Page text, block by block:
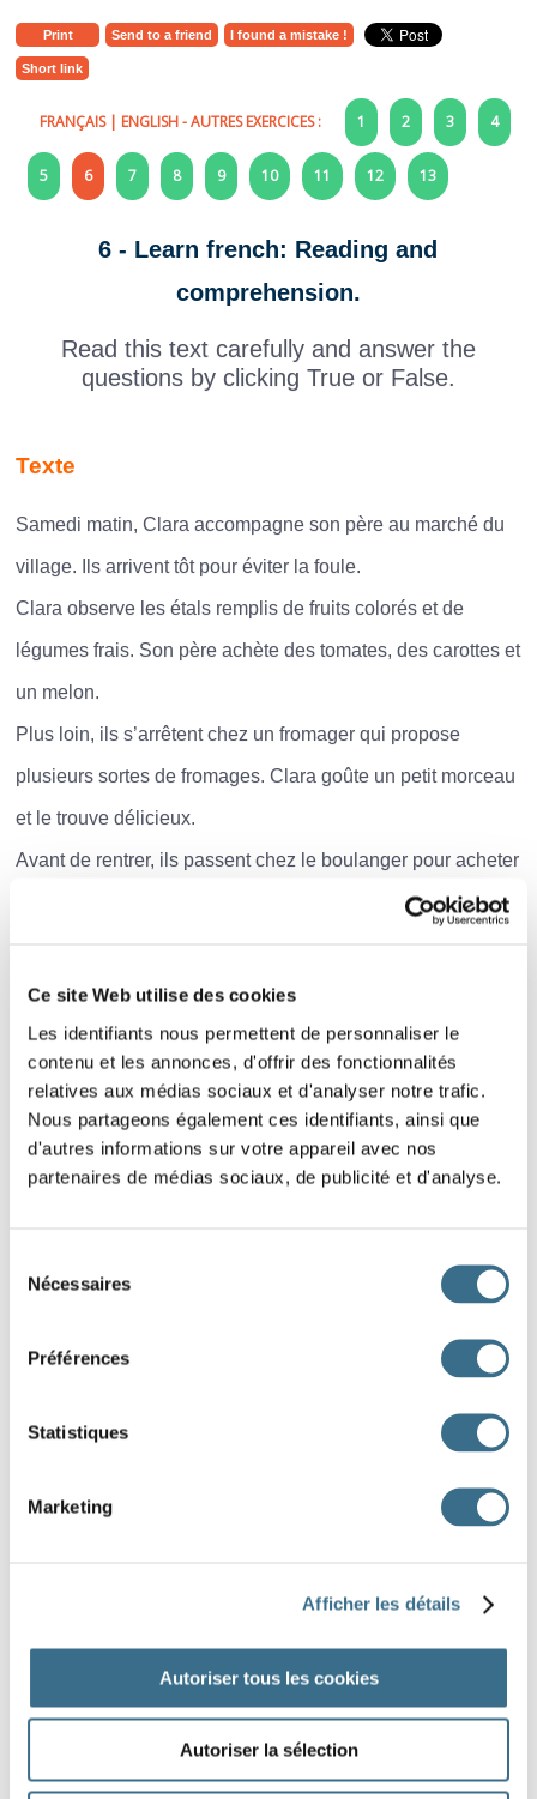
Ce site Web utilise des cookies
Les identifiants nous permettent de personnaliser le
contenu et les annonces, d'offrir des fonctionnalités
relatives aux médias sociaux et d'analyser notre trafic.
Nous partageons également ces identifiants, ainsi que
d'autres informations sur votre appareil avec nos
partenaires de médias sociaux, de publicité et d'analyse.
Nécessaires
Préférences
Statistiques
Marketing
Afficher les détails
Autoriser tous les cookies
Autoriser la sélection
Print Send to a friend I found a mistake !
Short link
FRANÇAIS| ENGLISH- AUTRES EXERCICES : 1 2 3 4
5 6 7 8 9 10 11 12 13
6 - Learn french: Reading and
comprehension.
Read this text carefully and answer the
questions by clicking True or False.
Texte
Samedi matin, Clara accompagne son père au marché du
village. Ils arrivent tôt pour éviter la foule.
Clara observe les étals remplis de fruits colorés et de
légumes frais. Son père achète des tomates, des carottes et
un melon.
Plus loin, ils s’arrêtent chez un fromager qui propose
plusieurs sortes de fromages. Clara goûte un petit morceau
et le trouve délicieux.
Avant de rentrer, ils passent chez le boulanger pour acheter
Clara va au marché avec sa
mère.
Ils arrivent tôt au marché. Vrai Faux
arrivent.
fromage.
Elle n’aime pas le fromage. Vrai Faux
Ils vont chez le boulanger.